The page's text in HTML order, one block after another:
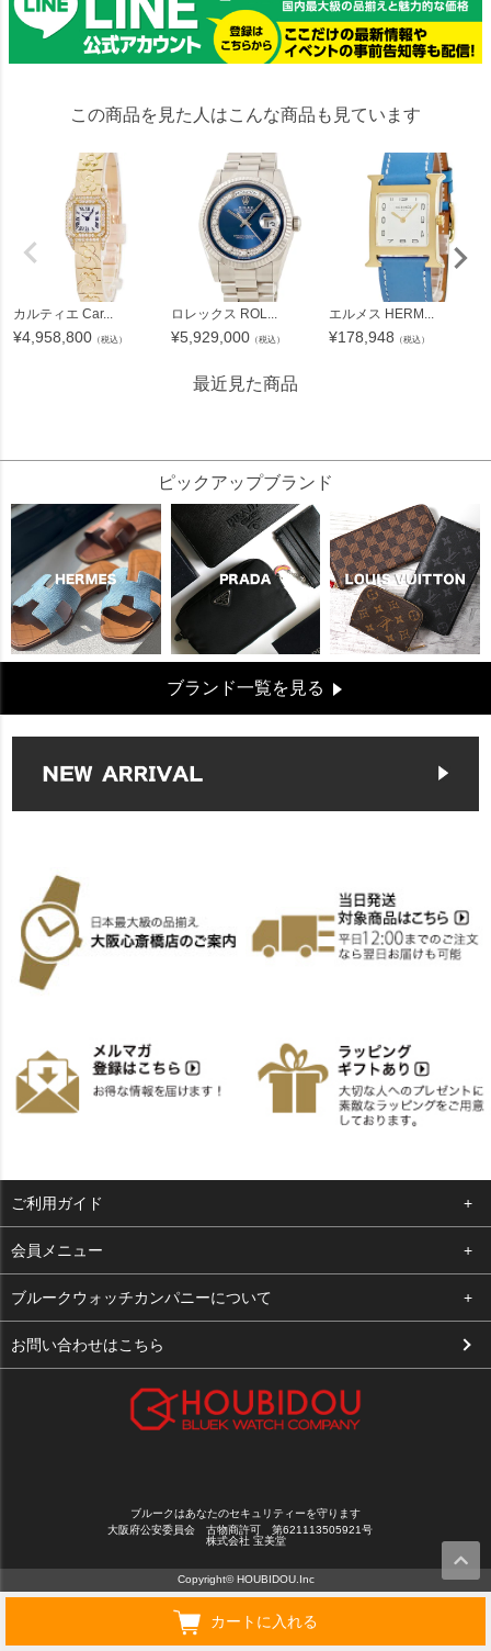
カートに入れる
この商品を見た人はこんな商品も見ています
カルティエ Car...
¥4,958,800 （税込）
ロレックス ROL...
¥5,929,000 （税込）
エルメス HERM...
¥178,948 （税込）
最近見た商品
ピックアップブランド
ブランド一覧を見る
ご利用ガイド
よくある質問
支払い・送料
お客様の声
会員メニュー
ログイン
お気に入り
ブルークウォッチカンパニーについて
会社概要
お問い合わせはこちら
ブルークはあなたのセキュリティーを守ります
大阪府公安委員会 古物商許可 第621113505921号
株式会社 宝美堂
Copyright© HOUBIDOU.Inc